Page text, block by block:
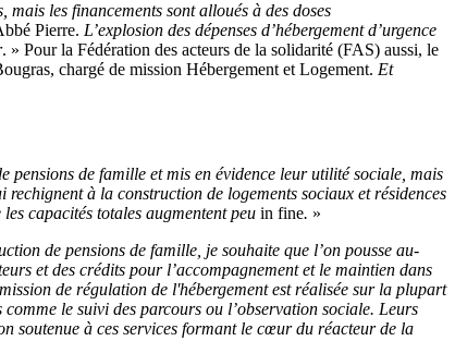
mais les financements sont alloués à des doses
Pierre. L’explosion des dépenses d’hébergement d’urgence
. » Pour la Fédération des acteurs de la solidarité (FAS) aussi, le
chargé de mission Hébergement et Logement. Et
pensions de famille et mis en évidence leur utilité sociale, mais
à la construction de logements sociaux et résidences
capacités totales augmentent peu in fine. »
de pensions de famille, je souhaite que l’on pousse au-
et des crédits pour l’accompagnement et le maintien dans
de régulation de l'hébergement est réalisée sur la plupart
le suivi des parcours ou l’observation sociale. Leurs
soutenue à ces services formant le cœur du réacteur de la